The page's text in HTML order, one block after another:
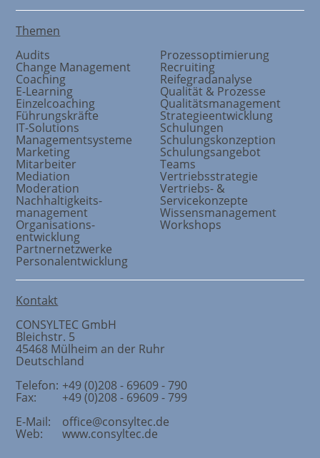
Themen
Audits
Change Management
Coaching
E-Learning
Einzelcoaching
Führungskräfte
IT-Solutions
Managementsysteme
Marketing
Mitarbeiter
Mediation
Moderation
Nachhaltigkeits-
management
Organisations-
entwicklung
Partnernetzwerke
Personalentwicklung
Prozessoptimierung
Recruiting
Reifegradanalyse
Qualität & Prozesse
Qualitätsmanagement
Strategieentwicklung
Schulungen
Schulungskonzeption
Schulungsangebot
Teams
Vertriebsstrategie
Vertriebs- &
Servicekonzepte
Wissensmanagement
Workshops
Kontakt
CONSYLTEC GmbH
Bleichstr. 5
45468 Mülheim an der Ruhr
Deutschland
Telefon: +49 (0)208 - 69609 - 790
Fax:
+49 (0)208 - 69609 - 799
E-Mail:
office@consyltec.de
Web: www.consyltec.de